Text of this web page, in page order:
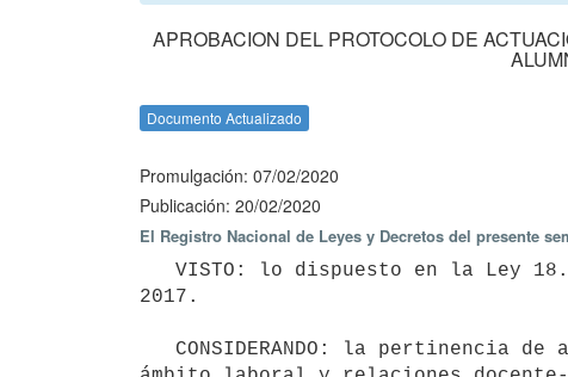
APROBACION DEL PROTOCOLO DE
Documento Actualizado
Promulgación: 07/02/2020
Publicación: 20/02/2020
El Registro Nacional de Leyes y Decretos del presente
2017.